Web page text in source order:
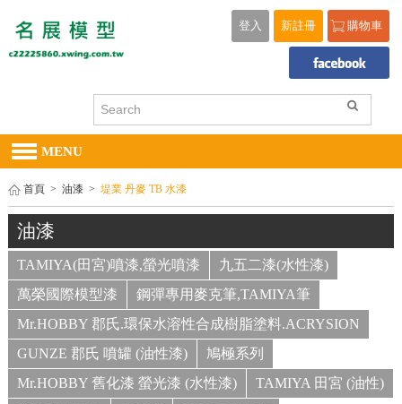
購物車
新註冊
登入
MENU
首頁 > 油漆 > 堤業 丹麥 TB 水漆
油漆
TAMIYA(田宮)噴漆,螢光噴漆
九五二漆(水性漆)
萬榮國際模型漆
鋼彈專用麥克筆,TAMIYA筆
Mr.HOBBY 郡氏.環保水溶性合成樹脂塗料.ACRYSION
GUNZE 郡氏 噴罐 (油性漆)
鳩極系列
Mr.HOBBY 舊化漆 螢光漆 (水性漆)
TAMIYA 田宮 (油性)